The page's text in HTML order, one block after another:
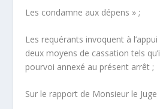
Les condamne aux dépens » ;
Les requérants invoquent à
deux moyens de cassation tels
pourvoi annexé au présent arrêt ;
Sur le rapport de Monsieur le